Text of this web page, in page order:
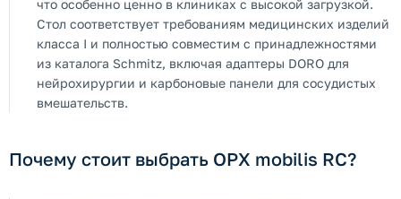
что особенно ценно в клиниках с высокой загрузкой.
Стол соответствует требованиям медицинских изделий
класса I и полностью совместим с принадлежностями
из каталога Schmitz, включая адаптеры DORO для
нейрохирургии и карбоновые панели для сосудистых
вмешательств.
Почему стоит выбрать OPX mobilis RC?